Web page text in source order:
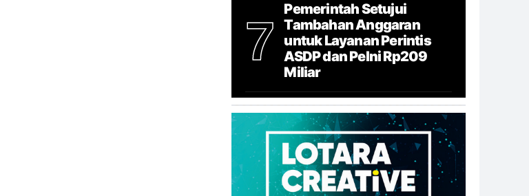
7
Pemerintah Setujui
Tambahan Anggaran
untuk Layanan Perintis
ASDP dan Pelni Rp209
Miliar